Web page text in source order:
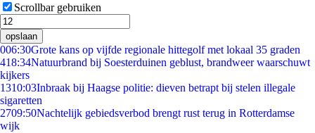
Scrollbar gebruiken
opslaan
006:30Grote kans op vijfde regionale hittegolf met lokaal 35 graden
418:34Natuurbrand bij Soesterduinen geblust, brandweer waarschuwt
kijkers
1310:03Inbraak bij Haagse politie: dieven betrapt bij stelen illegale
sigaretten
2709:50Nachtelijk gebiedsverbod brengt rust terug in Rotterdamse
wijk